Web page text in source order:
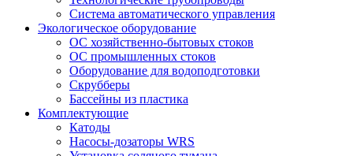
Система автоматического управления
Экологическое оборудование
ОС хозяйственно-бытовых стоков
ОС промышленных стоков
Оборудование для водоподготовки
Скрубберы
Бассейны из пластика
Комплектующие
Катоды
Насосы-дозаторы WRS